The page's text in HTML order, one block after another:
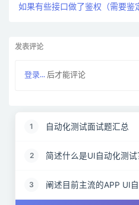
如果有些接口做了鉴权（需要鉴
发表评论
登录... 后才能评论
1 自动化测试面试题汇总
2 简述什么是UI自动化测试
3 阐述目前主流的APP UI